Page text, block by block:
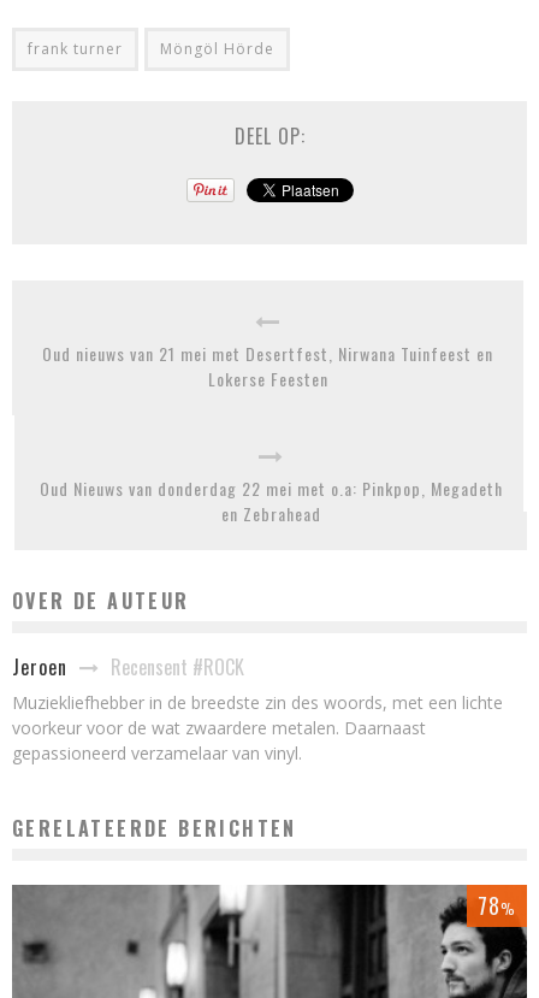
frank turner Möngöl Hörde
DEEL OP:
Oud nieuws van 21 mei met Desertfest, Nirwana Tuinfeest en
Lokerse Feesten
Oud Nieuws van donderdag 22 mei met o.a: Pinkpop, Megadeth
en Zebrahead
OVER DE AUTEUR
Jeroen Recensent #ROCK
Muziekliefhebber in de breedste zin des woords, met een lichte
voorkeur voor de wat zwaardere metalen. Daarnaast
gepassioneerd verzamelaar van vinyl.
GERELATEERDE BERICHTEN
78%